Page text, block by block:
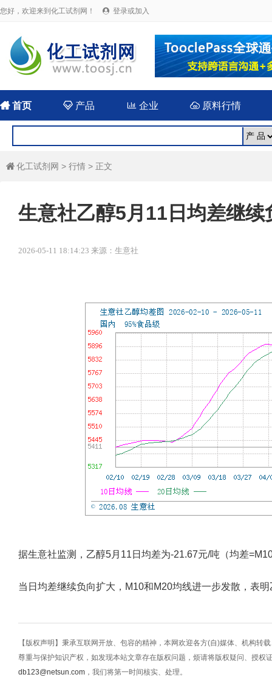
您好，欢迎来到化工试剂网！  登录或加入
首页  产品 企业 原料行情
 化工试剂网 > 行情 > 正文
生意社乙醇5月11日均差继
2026-05-11 18:14:23 来源：生意社
据生意社监测，乙醇5月11日均差为-21.67元/吨（均差
当日均差继续负向扩大，M10和M20均线进一步发散，表
【版权声明】秉承互联网开放、包容的精神，本网欢迎各方(自)媒体、机构转
尊重与保护知识产权，如发现本站文章存在版权问题，烦请将版权疑问、授权
db123@netsun.com ，我们将第一时间核实、处理。